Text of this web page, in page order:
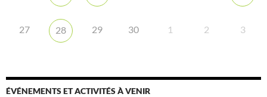
27 28 29 30 1 2 3
ÉVÉNEMENTS ET ACTIVITÉS À VENIR